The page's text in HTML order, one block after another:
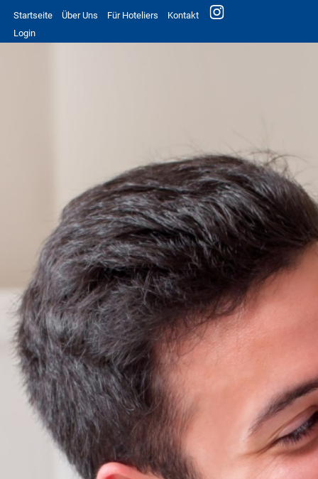
Startseite Über Uns Für Hoteliers
Kontakt
Login